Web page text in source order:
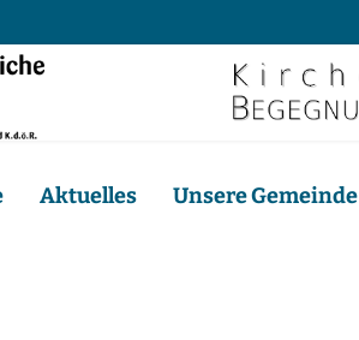
Aktuelles Unsere Gemeinde